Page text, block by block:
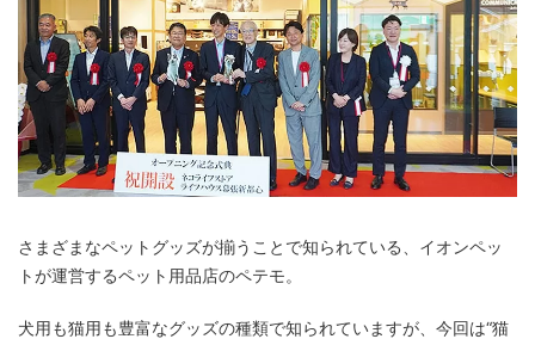
さまざまなペットグッズが揃うことで知られている、イオンペッ
トが運営するペット用品店のペテモ。
犬用も猫用も豊富なグッズの種類で知られていますが、今回は“猫